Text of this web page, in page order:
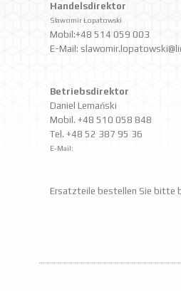
Handelsdirektor
Sławomir Łopatowski
Mobil:+48 514 059 003
E-Mail:
Betriebsdirektor
Daniel Lemański
Mobil. +48 510 058 848
Tel. +48 52 387 95 36
E-Mail:
Ersatzteile bestellen Sie bitte